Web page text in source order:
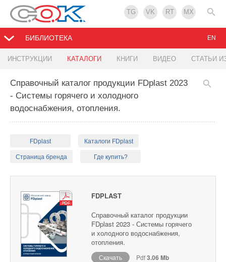
TG VK RT MX
БИБЛИОТЕКА
ИНСТРУКЦИИ КАТАЛОГИ КНИГИ ВИДЕО СТАТЬИ
EN
Справочный каталог продукции FDplast 2023
- Системы горячего и холодного
водоснабжения, отопления.
FDplast Каталоги FDplast
Страница бренда Где купить?
FDPLAST
Справочный каталог продукции
FDplast 2023 - Системы горячего
и холодного водоснабжения,
отопления.
Скачать Pdf3.06 Mb